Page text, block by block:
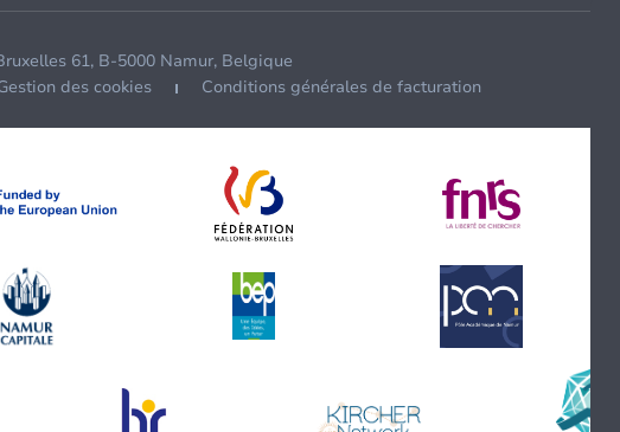
61, B-5000 Namur, Belgique
des cookies Conditions générales de facturation